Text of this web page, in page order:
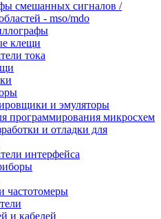
смешанных сигналов /
- mso/mdo
клещи
тока
и эмуляторы
программирования микросхем
и отладки для
интерфейса
частотомеры
и кабелей